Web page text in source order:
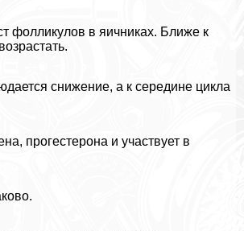
фолликулов в яичниках. Ближе к
снижение, а к середине цикла
прогестерона и участвует в